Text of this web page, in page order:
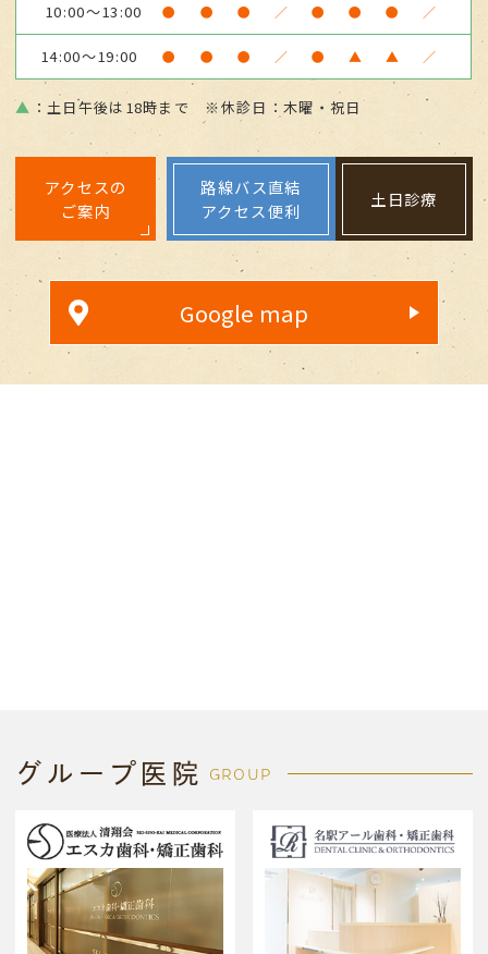
10:00～13:00
● ● ● ／ ● ● ● ／
14:00～19:00 ● ● ● ／ ● ▲ ▲ ／
▲ ：土日午後は18時まで ※休診日：木曜・祝日
アクセスの
ご案内
路線バス直結
アクセス便利
土日診療
Google map
グループ医院 GROUP